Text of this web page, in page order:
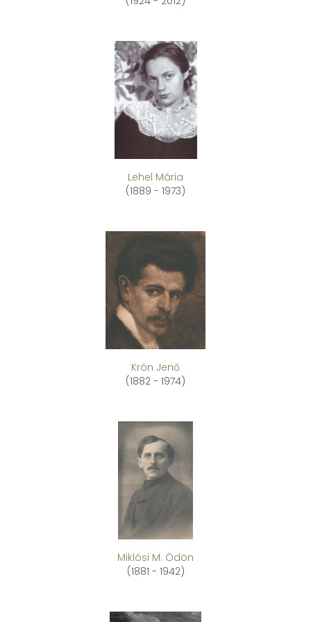
Lehel Mária
(1889 - 1973)
Krón Jenő
(1882 - 1974)
Miklósi M. Ödön
(1881 - 1942)